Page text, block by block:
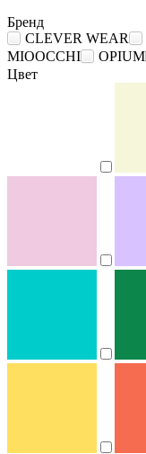
Бренд
CLEVER WEAR
MIOOCCHI
OPIUM
Цвет